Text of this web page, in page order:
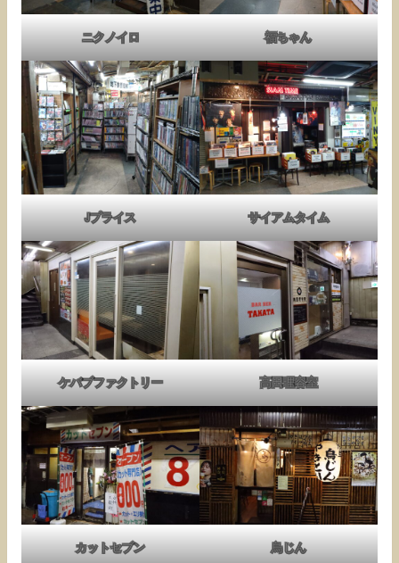
ニクノイロ 福ちゃん
Jプライス サイアムタイム
ケバブファクトリー 高田理容室
カットセブン 鳥じん